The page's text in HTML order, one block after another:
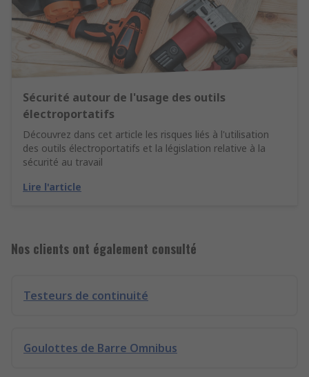
Sécurité autour de l'usage des outils
électroportatifs
Découvrez dans cet article les risques liés à l'utilisation
des outils électroportatifs et la législation relative à la
sécurité au travail
Lire l'article
Nos clients ont également consulté
Testeurs de continuité
Goulottes de Barre Omnibus